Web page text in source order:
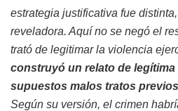
estrategia justificativa fue
reveladora. Aquí no se negó el
trató de legitimar la violencia
construyó un relato de legítima
supuestos malos tratos previos
Según su versión, el crimen